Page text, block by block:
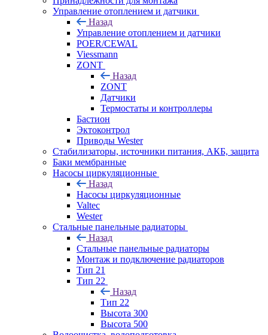
Управление отоплением и датчики
Назад
Управление отоплением и датчики
POER/CEWAL
Viessmann
ZONT
Назад
ZONT
Датчики
Термостаты и контроллеры
Бастион
Эктоконтрол
Приводы Wester
Стабилизаторы, источники питания, АКБ, защита
Баки мембранные
Насосы циркуляционные
Назад
Насосы циркуляционные
Valtec
Wester
Стальные панельные радиаторы
Назад
Стальные панельные радиаторы
Монтаж и подключение радиаторов
Тип 21
Тип 22
Назад
Тип 22
Высота 300
Высота 500